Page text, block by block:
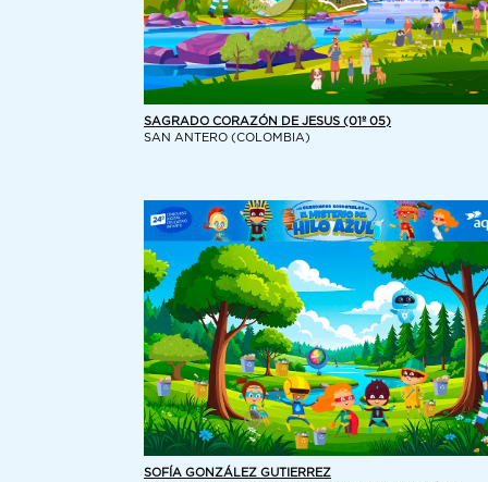
SAGRADO CORAZÓN DE JESUS (01º 05)
SAN ANTERO (COLOMBIA)
SOFÍA GONZÁLEZ GUTIERREZ